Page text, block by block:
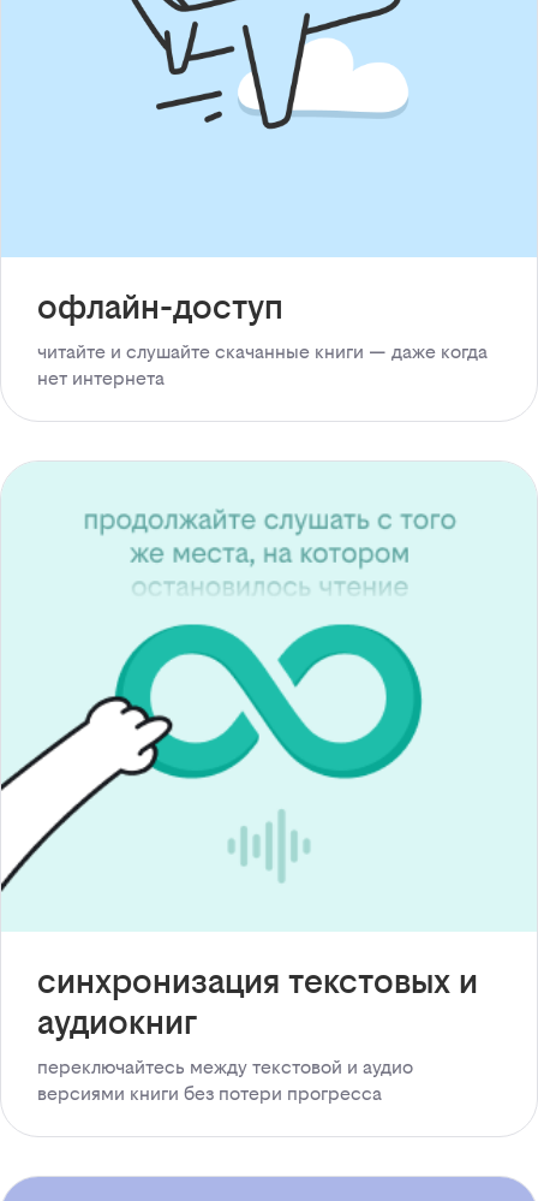
офлайн-доступ
читайте и слушайте скачанные книги — даже когда
нет интернета
синхронизация текстовых и
аудиокниг
переключайтесь между текстовой и аудио
версиями книги без потери прогресса